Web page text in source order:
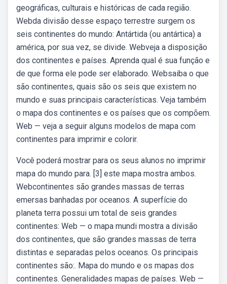
geográficas, culturais e históricas de cada região.
Webda divisão desse espaço terrestre surgem os
seis continentes do mundo: Antártida (ou antártica) a
américa, por sua vez, se divide. Webveja a disposição
dos continentes e países. Aprenda qual é sua função e
de que forma ele pode ser elaborado. Websaiba o que
são continentes, quais são os seis que existem no
mundo e suas principais características. Veja também
o mapa dos continentes e os países que os compõem.
Web — veja a seguir alguns modelos de mapa com
continentes para imprimir e colorir.
Você poderá mostrar para os seus alunos no imprimir
mapa do mundo para. [3] este mapa mostra ambos.
Webcontinentes são grandes massas de terras
emersas banhadas por oceanos. A superfície do
planeta terra possui um total de seis grandes
continentes: Web — o mapa mundi mostra a divisão
dos continentes, que são grandes massas de terra
distintas e separadas pelos oceanos. Os principais
continentes são:. Mapa do mundo e os mapas dos
continentes. Generalidades mapas de países. Web —